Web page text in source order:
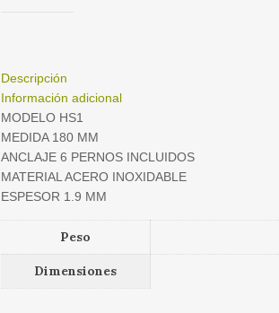
Descripción
Información adicional
MODELO HS1
MEDIDA 180 MM
ANCLAJE 6 PERNOS INCLUIDOS
MATERIAL ACERO INOXIDABLE
ESPESOR 1.9 MM
Peso
Dimensiones